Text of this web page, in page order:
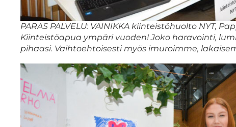
PARAS PALVELU: VAINIKKA kiinteistöhuolto NYT,
Kiinteistöapua ympäri vuoden! Joko haravointi,
pihaasi. Vaihtoehtoisesti myös imuroimme,